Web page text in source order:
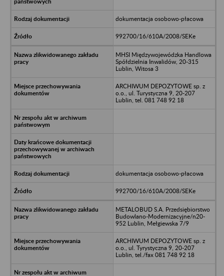
dokumentacja osobowo-płacowa
992700/16/610A/2008/SEKe
MHSI Międzywojewódzka Handlowa
Spółdzielnia Inwalidów, 20-315
Lublin, Witosa 3
ARCHIWUM DEPOZYTOWE sp. z
o.o., ul. Turystyczna 9, 20-207
Lublin, tel. 081 748 92 18
dokumentacja osobowo-płacowa
992700/16/610A/2008/SEKe
METALOBUD S.A. Przedsiębiorstwo
Budowlano-Modernizacyjne/n20-
952 Lublin, Mełgiewska 7/9
ARCHIWUM DEPOZYTOWE sp. z
o.o., ul. Tyrystyczna 9, 20-207
Lublin, tel./fax 081 748 92 18